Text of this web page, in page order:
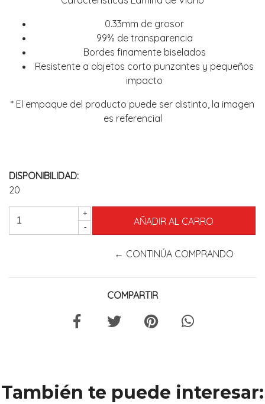
0.33mm de grosor
99% de transparencia
Bordes finamente biselados
Resistente a objetos corto punzantes y pequeños
impacto
* El empaque del producto puede ser distinto, la imagen
es referencial
DISPONIBILIDAD:
20
+
-
← CONTINÚA COMPRANDO
COMPARTIR
También te puede interesar: